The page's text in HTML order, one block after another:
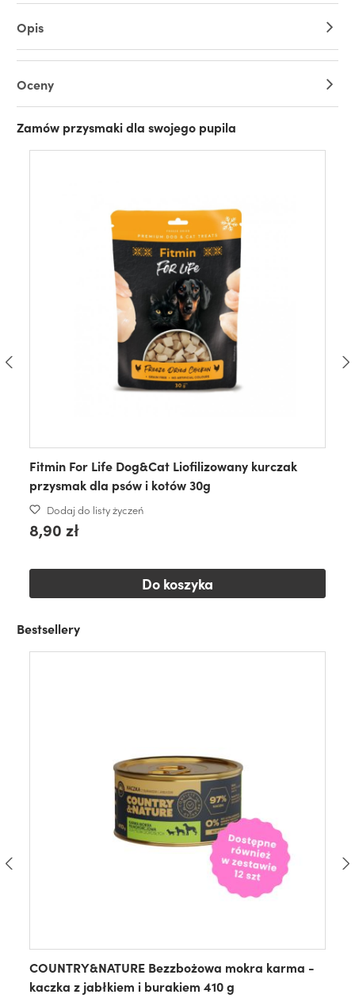
Opis
Oceny
Zamów przysmaki dla swojego pupila
Fitmin For Life Dog&Cat Liofilizowany kurczak
przysmak dla psów i kotów 30g
Dodaj do listy życzeń
8,90 zł
Do koszyka
Bestsellery
COUNTRY&NATURE Bezzbożowa mokra karma -
kaczka z jabłkiem i burakiem 410 g